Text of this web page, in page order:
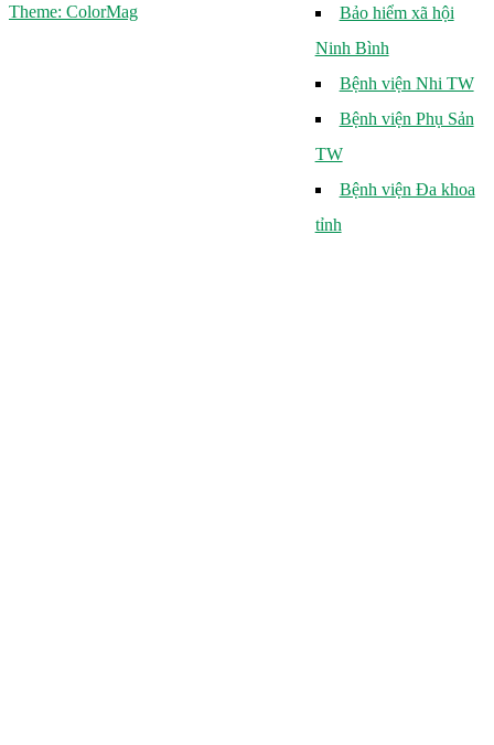
Theme: ColorMag
Bảo hiểm xã hội
Ninh Bình
Bệnh viện Nhi TW
Bệnh viện Phụ Sản
TW
Bệnh viện Đa khoa
tỉnh